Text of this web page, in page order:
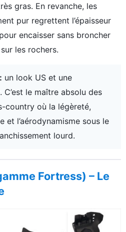
gras. En revanche, les
pur regrettent l’épaisseur
encaisser sans broncher
les rochers.
un look US et une
le maître absolu des
country où la légèreté,
et l’aérodynamisme sous le
lourd.
Fortress) – Le